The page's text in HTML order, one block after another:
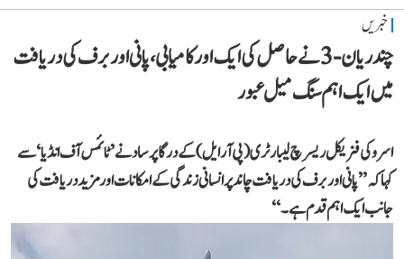
خبریں
چندریان-3 نے حاصل کی ایک اور کامیابی، پانی اور برف کی دریافت
میں ایک اہم سنگ میل عبور
اسرو کی فزیکل ریسرچ لیبارٹری (پی آر ایل) کے درگا پرساد نے ’ٹائمس آف انڈیا‘ سے
کہا کہ ’’پانی اور برف کی دریافت چاند پر انسانی زندگی کے امکانات اور مزید دریافت کی
جانب ایک اہم قدم ہے۔‘‘